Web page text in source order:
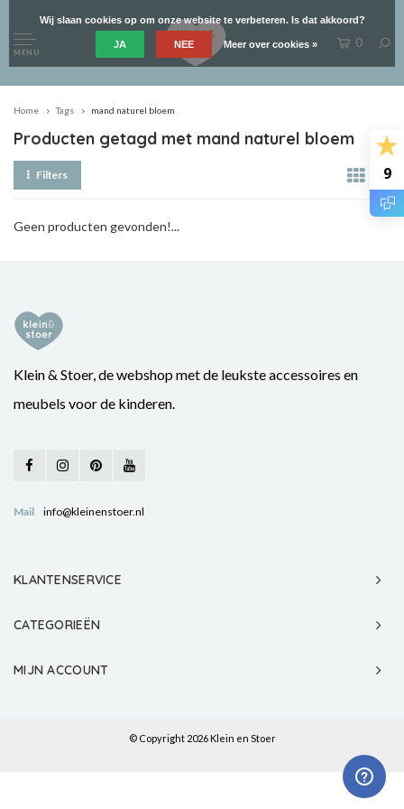
9
MENU
0
Home Tags mand naturel bloem
Producten getagd met mand naturel bloem
Filters
Geen producten gevonden!...
Klein & Stoer, de webshop met de leukste accessoires en
meubels voor de kinderen.
Mail info@kleinenstoer.nl
KLANTENSERVICE
CATEGORIEËN
MIJN ACCOUNT
© Copyright 2026 Klein en Stoer
Wij slaan cookies op om onze website te verbeteren. Is dat akkoord?
JA NEE Meer over cookies »